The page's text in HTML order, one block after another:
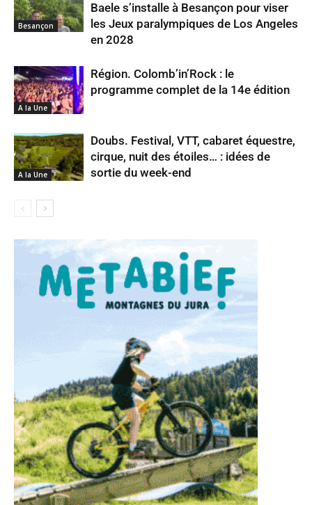
Besançon
Baele s’installe à Besançon pour viser
les Jeux paralympiques de Los Angeles
en 2028
A la Une
Région. Colomb’in’Rock : le
programme complet de la 14e édition
A la Une
Doubs. Festival, VTT, cabaret équestre,
cirque, nuit des étoiles… : idées de
sortie du week-end